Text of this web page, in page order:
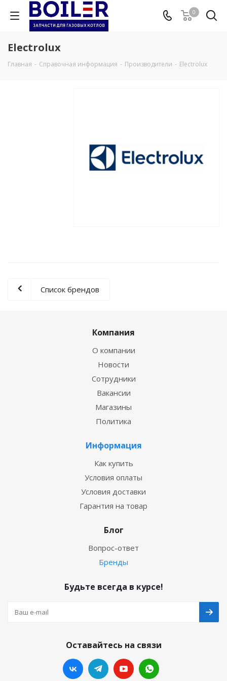
0
Electrolux
Главная - Справочная информация - Производители - Electrolux
Список брендов
Компания
О компании
Новости
Сотрудники
Вакансии
Магазины
Политика
Информация
Как купить
Условия оплаты
Условия доставки
Гарантия на товар
Блог
Вопрос-ответ
Бренды
Будьте всегда в курсе!
Оставайтесь на связи